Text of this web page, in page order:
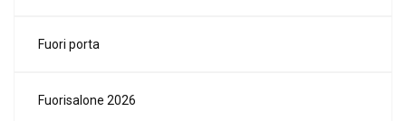
Fuori porta
Fuorisalone 2026